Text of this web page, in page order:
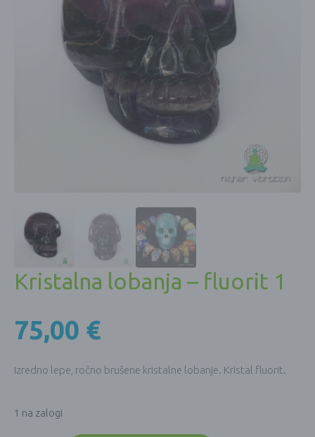
Kristalna lobanja – fluorit 1
75,00 €
Izredno lepe, ročno brušene kristalne lobanje. Kristal fluorit.
1 na zalogi